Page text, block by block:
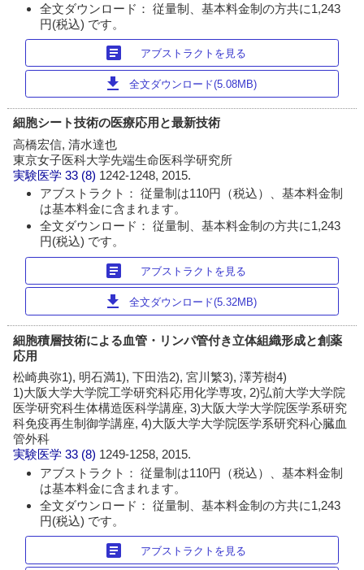
全文ダウンロード： 従量制、基本料金制の方共に1,243
円(税込) です。
article アブストラクトを見る
download 全文ダウンロード(5.08MB)
細胞シート技術の医療応用と最新技術
高橋宏信, 清水達也
東京女子医科大学先端生命医科学研究所
実験医学 33 (8) 1242-1248, 2015.
アブストラクト： 従量制は110円（税込）、基本料金制
は基本料金に含まれます。
全文ダウンロード： 従量制、基本料金制の方共に1,243
円(税込) です。
article アブストラクトを見る
download 全文ダウンロード(5.32MB)
細胞積層技術による血管・リンパ管付き立体組織形成と創薬
応用
松崎典弥1), 明石満1), 下田浩2), 宮川繁3), 澤芳樹4)
1)大阪大学大学院工学研究科応用化学専攻, 2)弘前大学大学院
医学研究科生体構造医科学講座, 3)大阪大学大学院医学系研究
科免疫再生制御学講座, 4)大阪大学大学院医学系研究科心臓血
管外科
実験医学 33 (8) 1249-1258, 2015.
アブストラクト： 従量制は110円（税込）、基本料金制
は基本料金に含まれます。
全文ダウンロード： 従量制、基本料金制の方共に1,243
円(税込) です。
article アブストラクトを見る